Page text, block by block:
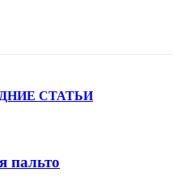
СТАТЬИ
пальто